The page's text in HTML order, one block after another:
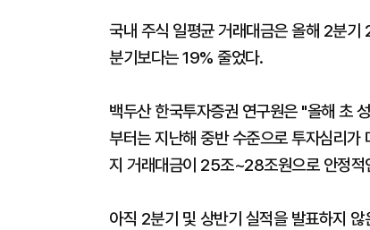
국내 주식 일평균 거래대금은 올해 2분
분기보다는 19% 줄었다.
백두산 한국투자증권 연구원은 "올해 초
부터는 지난해 중반 수준으로 투자심리
지 거래대금이 25조~28조원으로 안정적
아직 2분기 및 상반기 실적을 발표하지